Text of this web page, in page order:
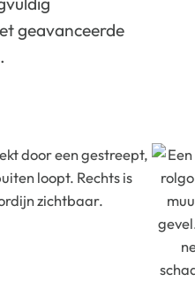
geavanceerde